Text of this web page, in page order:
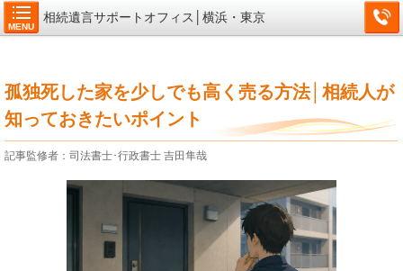
MENU
相続遺言サポートオフィス│横浜・東京
孤独死した家を少しでも高く売る方法│相続人が
知っておきたいポイント
記事監修者：司法書士･行政書士 吉田隼哉